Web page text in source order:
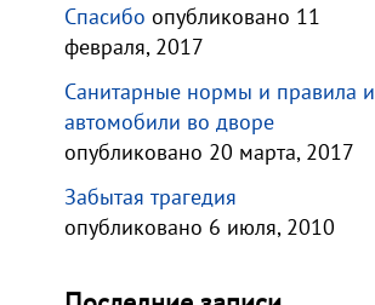
Спасибо опубликовано 11
февраля, 2017
Санитарные нормы и правила и
автомобили во дворе
опубликовано 20 марта, 2017
Забытая трагедия
опубликовано 6 июля, 2010